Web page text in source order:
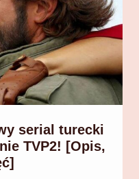
serial turecki
TVP2! [Opis,